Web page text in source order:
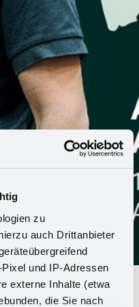
zu
auch Drittanbieter
und IP-Adressen
externe Inhalte (etwa
die Sie nach
eğitim